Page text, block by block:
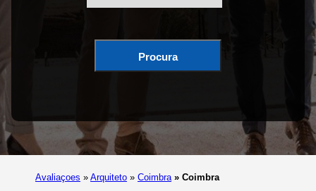
Procura
Avaliaçoes » Arquiteto » Coimbra » Coimbra